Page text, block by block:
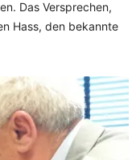
Das Versprechen,
Hass, den bekannte